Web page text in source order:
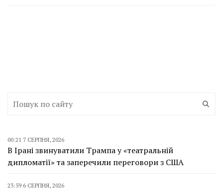
00:21 7 СЕРПНЯ, 2026
В Ірані звинуватили Трампа у «театральній
дипломатії» та заперечили переговори з США
23:59 6 СЕРПНЯ, 2026